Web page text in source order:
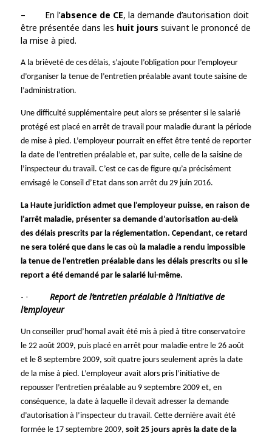
– En l’absence de CE, la demande d’autorisation doit
être présentée dans les huit jours suivant le prononcé de
la mise à pied.
A la brièveté de ces délais, s’ajoute l’obligation pour l’employeur
d’organiser la tenue de l’entretien préalable avant toute saisine de
l’administration.
Une difficulté supplémentaire peut alors se présenter si le salarié
protégé est placé en arrêt de travail pour maladie durant la période
de mise à pied. L’employeur pourrait en effet être tenté de reporter
la date de l’entretien préalable et, par suite, celle de la saisine de
l’inspecteur du travail. C’est ce cas de figure qu’a précisément
envisagé le Conseil d’Etat dans son arrêt du 29 juin 2016.
La Haute juridiction admet que l’employeur puisse, en raison de
l’arrêt maladie, présenter sa demande d’autorisation au-delà
des délais prescrits par la réglementation. Cependant, ce retard
ne sera toléré que dans le cas où la maladie a rendu impossible
la tenue de l’entretien préalable dans les délais prescrits ou si le
report a été demandé par le salarié lui-même.
· Report de l’entretien préalable à l’initiative de
l’employeur
Un conseiller prud’homal avait été mis à pied à titre conservatoire
le 22 août 2009, puis placé en arrêt pour maladie entre le 26 août
et le 8 septembre 2009, soit quatre jours seulement après la date
de la mise à pied. L’employeur avait alors pris l’initiative de
repousser l’entretien préalable au 9 septembre 2009 et, en
conséquence, la date à laquelle il devait adresser la demande
d’autorisation à l’inspecteur du travail. Cette dernière avait été
formée le 17 septembre 2009, soit 25 jours après la date de la